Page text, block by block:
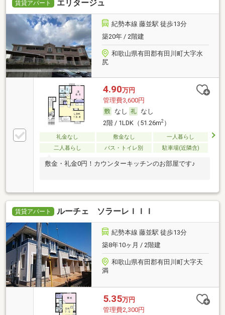
賃貸アパート エリタージュ
紀勢本線 藤並駅 徒歩13分
築20年 / 2階建
和歌山県有田郡有田川町大字水
尻
4.90万円
管理費3,600円
なし
なし
2階 / 1LDK（51.26m2）
礼金なし 敷金なし
一人暮らし
二人暮らし
バス・トイレ別 駐車場(近隣含)
敷金・礼金0円！カウンターキッチンのお部屋です♪
賃貸アパート ルーチェ ソラーレＩＩＩ
紀勢本線 藤並駅 徒歩13分
築8年10ヶ月 / 2階建
和歌山県有田郡有田川町大字天
満
5.35万円
管理費2,300円